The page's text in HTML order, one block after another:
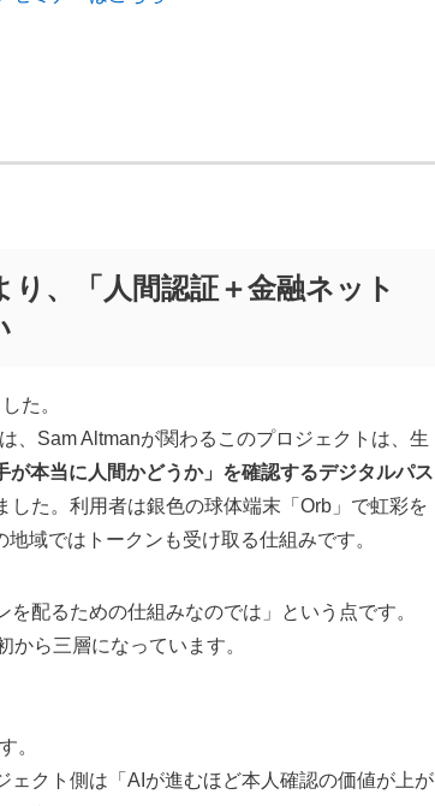
、「人間認証＋金融ネット
た。
、Sam Altmanが関わるこのプロジェクトは、生
が本当に人間かどうか」を確認するデジタルパス
た。利用者は銀色の球体端末「Orb」で虹彩を
域ではトークンも受け取る仕組みです。
配るための仕組みなのでは」という点です。
から三層になっています。
。
クト側は「AIが進むほど本人確認の価値が上が